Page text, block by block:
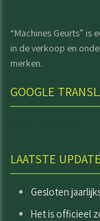
“Machines Geurts” is
in de verkoop en
merken.
GOOGLE
LAATSTE
Gesloten
Het is officieel